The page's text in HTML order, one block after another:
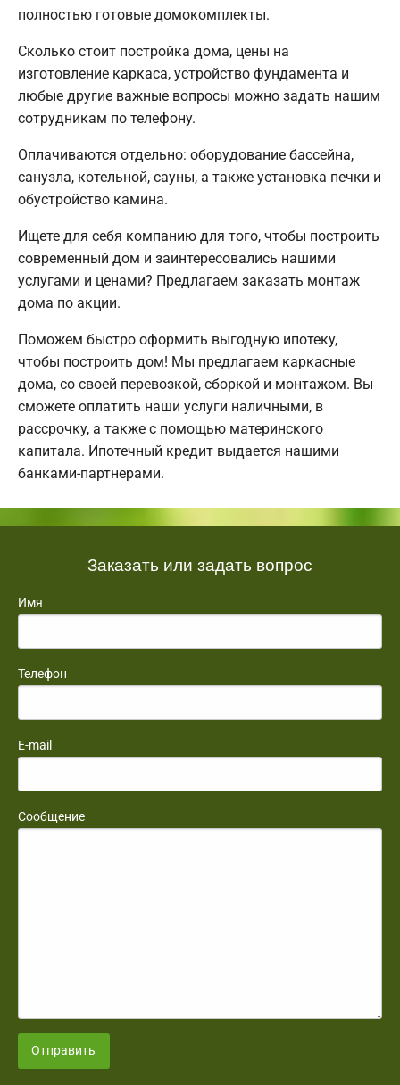
полностью готовые домокомплекты.
Сколько стоит постройка дома, цены на
изготовление каркаса, устройство фундамента и
любые другие важные вопросы можно задать нашим
сотрудникам по телефону.
Оплачиваются отдельно: оборудование бассейна,
санузла, котельной, сауны, а также установка печки и
обустройство камина.
Ищете для себя компанию для того, чтобы построить
современный дом и заинтересовались нашими
услугами и ценами? Предлагаем заказать монтаж
дома по акции.
Поможем быстро оформить выгодную ипотеку,
чтобы построить дом! Мы предлагаем каркасные
дома, со своей перевозкой, сборкой и монтажом. Вы
сможете оплатить наши услуги наличными, в
рассрочку, а также с помощью материнского
капитала. Ипотечный кредит выдается нашими
банками-партнерами.
Заказать или задать вопрос
Имя
Телефон
E-mail
Сообщение
Отправить